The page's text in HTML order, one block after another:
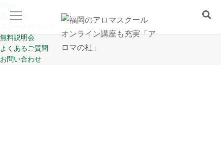
講座一覧
無料説明会
よくあるご質問
お問い合わせ
Home